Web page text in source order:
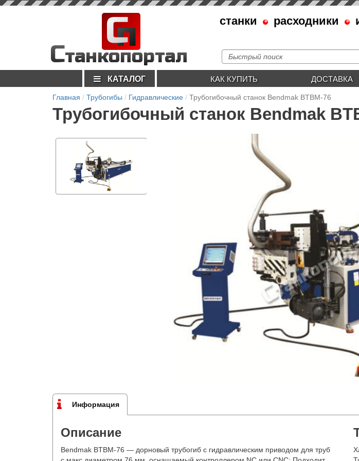
п
С
Станкопортал
станки расходники
КАТАЛОГ КАК КУПИТЬ ДОСТАВКА
Главная Трубогибы Гидравлические Трубогибочный станок Bendmak BTBM-76
Трубогибочный станок Bendmak
Информация
Описание
Bendmak BTBM-76 — дорновый трубогиб с гидравлическим приводом для труб